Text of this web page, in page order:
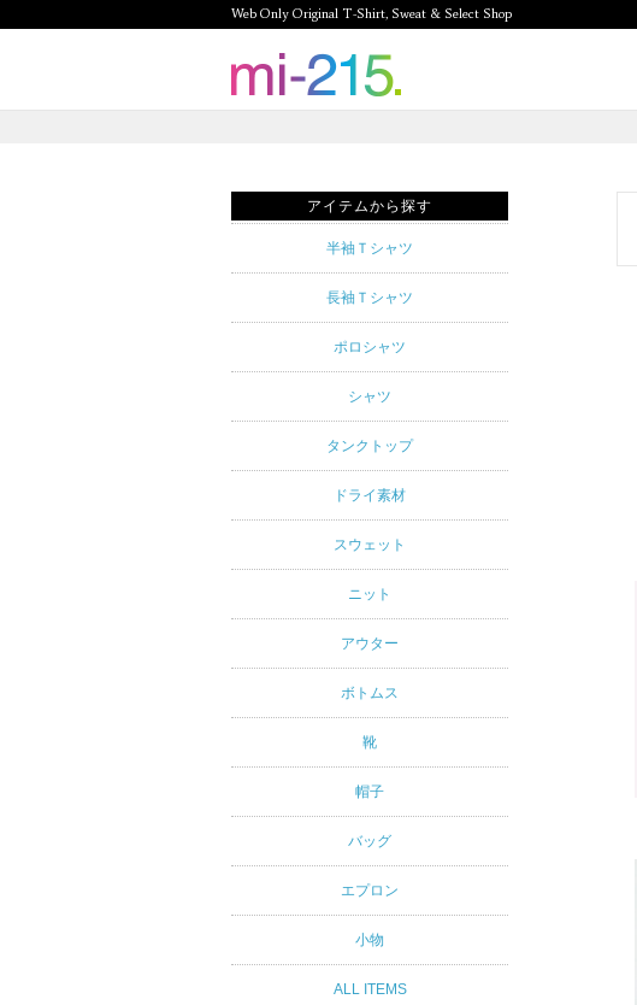
Web Only Original T-Shirt, Sweat & Select Shop
mi-215.
Original T-
Sweat &
Shop mi-
215. Tシャ
ツを中心と
したカジュ
アルスタイ
ルブランド
専門通販
アイテムから探す
半袖Ｔシャツ
長袖Ｔシャツ
ポロシャツ
シャツ
タンクトップ
ドライ素材
スウェット
ニット
アウター
ボトムス
靴
帽子
バッグ
エプロン
小物
ALL ITEMS